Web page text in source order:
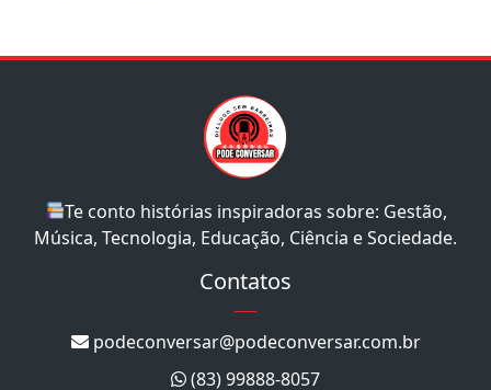
Te conto histórias inspiradoras sobre: Gestão,
Música, Tecnologia, Educação, Ciência e Sociedade.
Contatos
podeconversar@podeconversar.com.br
(83) 99888-8057